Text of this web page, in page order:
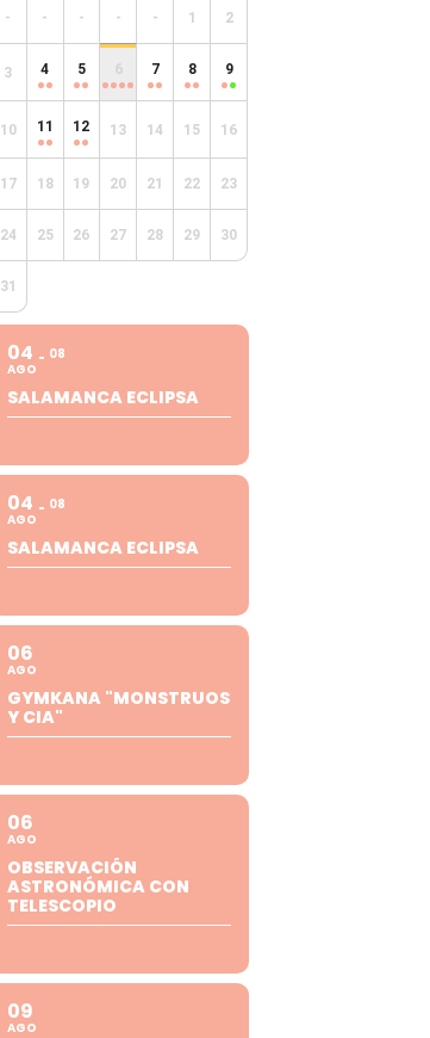
- - - - - 1 2
3 4 5 6 7 8 9
10 11 12 13 14 15 16
17 18 19 20 21 22 23
24 25 26 27 28 29 30
31
04
AGO
08
SALAMANCA ECLIPSA
04
AGO
08
SALAMANCA ECLIPSA
06
AGO
GYMKANA "MONSTRUOS
Y CIA"
06
AGO
OBSERVACIÓN
ASTRONÓMICA CON
TELESCOPIO
09
AGO